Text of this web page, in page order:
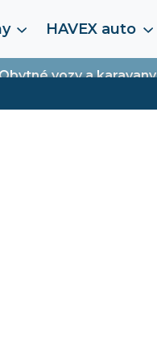
HAVEX auto
vozy a karavany